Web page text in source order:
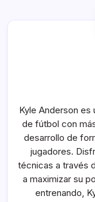
Kyle Anderson es
de fútbol con
desarrollo de
jugadores.
técnicas a través
a maximizar su
entrenando,